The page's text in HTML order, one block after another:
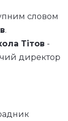
словом
.
Тітов -
директор